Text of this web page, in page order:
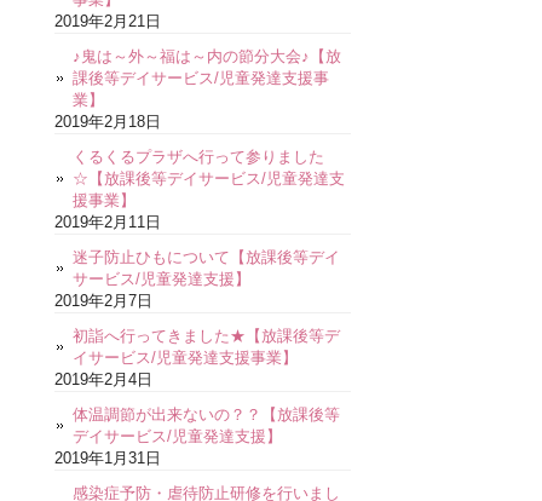
2019年2月21日
♪鬼は～外～福は～内の節分大会♪【放
課後等デイサービス/児童発達支援事
業】
2019年2月18日
くるくるプラザへ行って参りました
☆【放課後等デイサービス/児童発達支
援事業】
2019年2月11日
迷子防止ひもについて【放課後等デイ
サービス/児童発達支援】
2019年2月7日
初詣へ行ってきました★【放課後等デ
イサービス/児童発達支援事業】
2019年2月4日
体温調節が出来ないの？？【放課後等
デイサービス/児童発達支援】
2019年1月31日
感染症予防・虐待防止研修を行いまし